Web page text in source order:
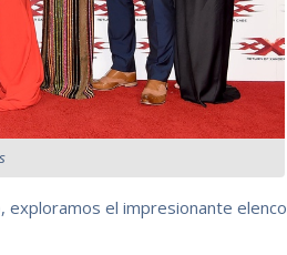
el impresionante elenco